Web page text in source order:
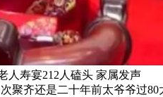
人寿宴212人磕头 家属发声
齐还是二十年前太爷爷过